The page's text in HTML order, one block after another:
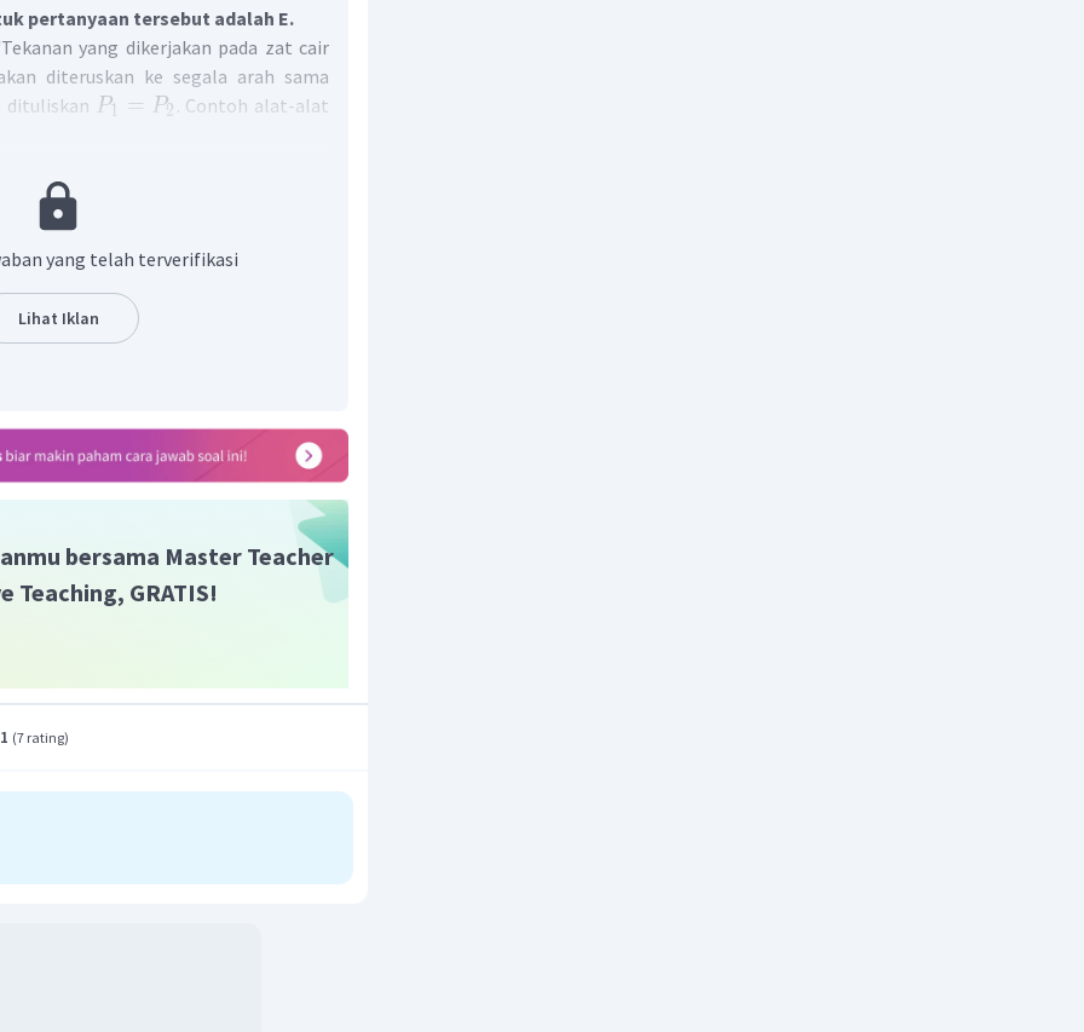
pertanyaan tersebut adalah E.
yang dikerjakan pada zat cair
diteruskan ke segala arah sama
dituliskan P1 = P2 . Contoh alat-alat
tuas pengangkat menggunakan
pengungkit.
penerapan dari hukum
yang benar adalah E.
yang telah terverifikasi
Lihat Iklan
bersama Master Teacher
Teaching, GRATIS!
(7 rating)